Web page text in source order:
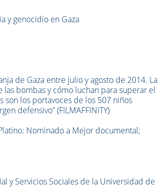
y genocidio en Gaza
de Gaza entre julio y agosto de 2014. La
bombas y cómo luchan para superar el
son los portavoces de los 507 niños
defensivo” (FILMAFFINITY)
Nominado a Mejor documental;
y Servicios Sociales de la Universidad de